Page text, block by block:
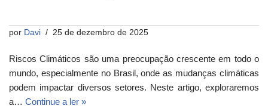
por Davi 25 de dezembro de 2025
Riscos Climáticos são uma preocupação crescente em todo o
mundo, especialmente no Brasil, onde as mudanças climáticas
podem impactar diversos setores. Neste artigo, exploraremos
a… Continue a ler »